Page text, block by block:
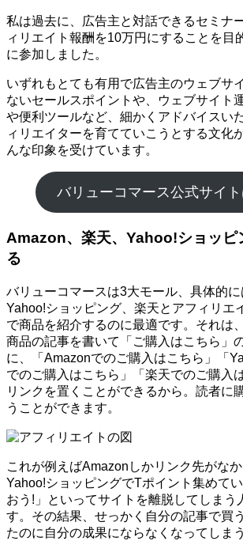
私は過去に、広告主と対話できるセミナ
ィリエイト報酬を10万円にすることを目
に参加しました。
いずれもとても有用で広告主のウェブサ
ないセールスポイントや、ウェブサイト
や便利ツールなど、細かくアドバイスい
ィリエイターを育てていこうとする文化
んな印象を受けています。
バリューコマース公式サイ
Amazon、楽天、Yahoo!ショッピ
る
バリューコマースは3大モール、具体的に
Yahoo!ショッピング、楽天とアフィリエ
で商品を紹介するのに最適です。それは
商品の記事を書いて「ご購入はこちら」
に、「Amazonでのご購入はこちら」「
でのご購入はこちら」「楽天でのご購入
リンクを置くことができるから。読者に
うことができます。
これが例えばAmazonしかリンク先がな
Yahoo!ショッピングでTポイント集めて
おう!」といってサイトを離脱してしまう
す。その結果、せっかく自分の記事で買
たのに自分の成果にならなくなってしま